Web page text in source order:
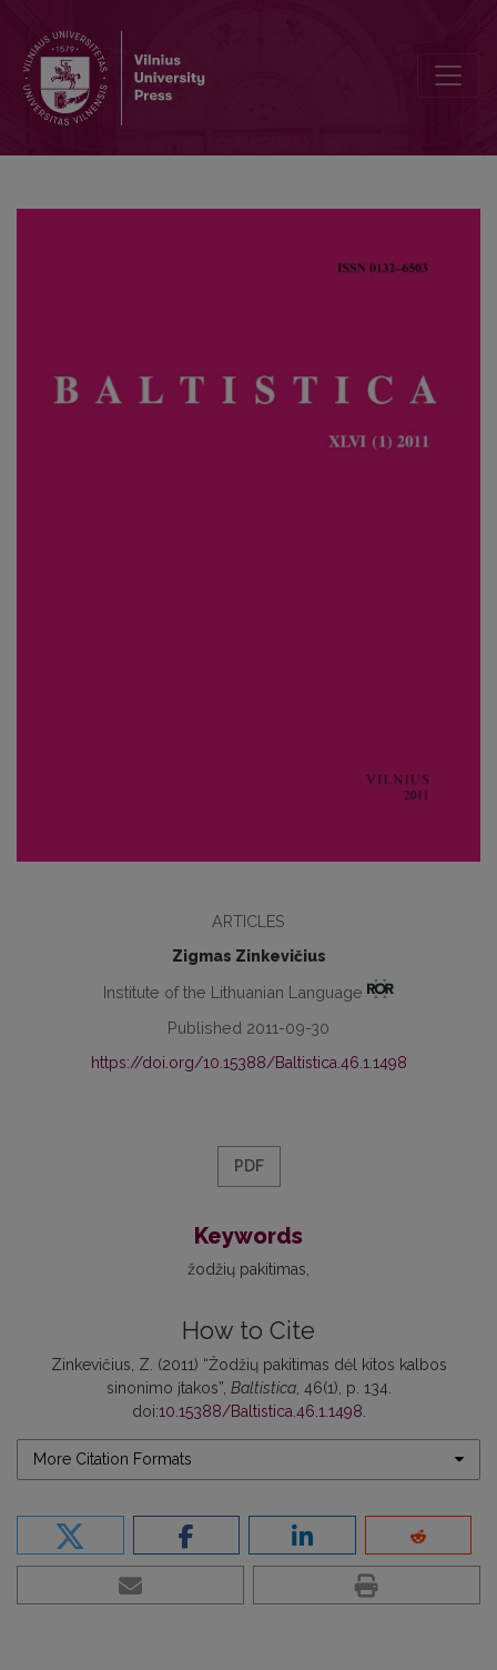
ARTICLES
Zigmas Zinkevičius
Institute of the Lithuanian Language
Published 2011-09-30
https://doi.org/10.15388/Baltistica.46.1.1498
PDF
Keywords
žodžių pakitimas
How to Cite
Zinkevičius, Z. (2011) “Žodžių pakitimas dėl kitos kalbos
sinonimo įtakos”, Baltistica, 46(1), p. 134.
doi:10.15388/Baltistica.46.1.1498
More Citation Formats